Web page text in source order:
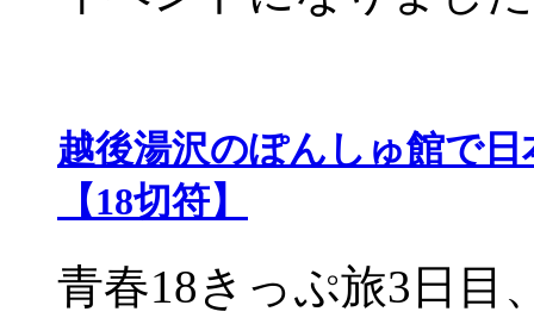
越後湯沢のぽんしゅ館で
【18切符】
青春18きっぷ旅3日目